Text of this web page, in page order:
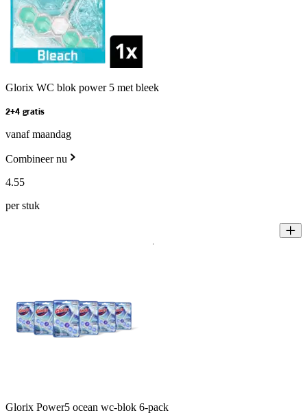
Glorix WC blok power 5 met bleek
2+4 gratis
vanaf maandag
Combineer nu
4.55
per stuk
Glorix Power5 ocean wc-blok 6-pack